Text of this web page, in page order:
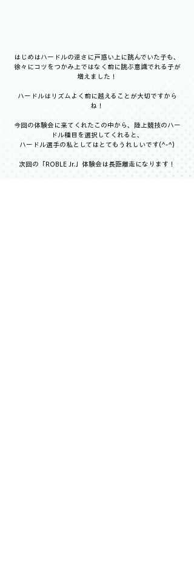
はじめはハードルの逆さに戸惑い上に跳んでいた子も、
徐々にコツをつかみ上ではなく前に跳ぶ意識でれる子が
増えました！
ハードルはリズムよく前に越えることが大切ですから
ね！
今回の体験会に来てくれたこの中から、陸上競技のハー
ドル種目を選択してくれると、
ハードル選手の私としてはとてもうれしいです(^-^)
次回の「ROBLE Jr.」体験会は長距離走になります！